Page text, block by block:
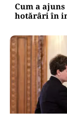
Cum a
hotărâri în